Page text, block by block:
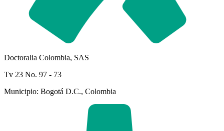
Doctoralia Colombia, SAS
Tv 23 No. 97 - 73
Municipio: Bogotá D.C., Colombia